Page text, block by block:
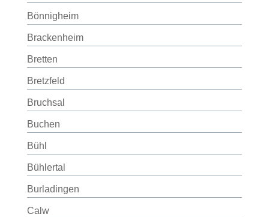
Bönnigheim
Brackenheim
Bretten
Bretzfeld
Bruchsal
Buchen
Bühl
Bühlertal
Burladingen
Calw